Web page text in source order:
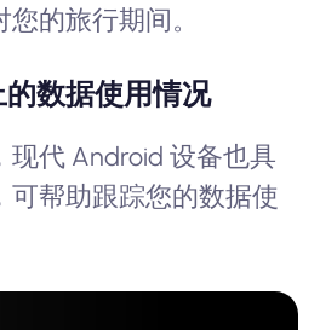
的旅行期间。
数据使用情况
现代 Android 设备也具
可帮助跟踪您的数据使